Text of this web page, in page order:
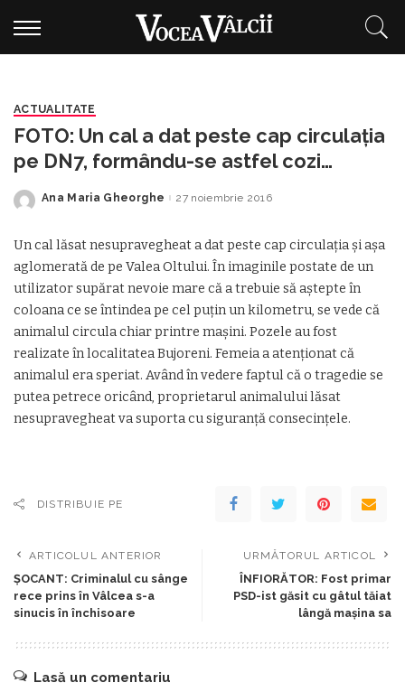
ACTUALITATE
FOTO: Un cal a dat peste cap circulaţia
pe DN7, formându-se astfel cozi
interminabile
Posted
Ana Maria Gheorghe 27 noiembrie 2016
Un cal lăsat nesupravegheat a dat peste cap circulaţia şi aşa
aglomerată de pe Valea Oltului. În imaginile postate de un
utilizator supărat nevoie mare că a trebuie să aştepte în
coloana ce se întindea pe cel puţin un kilometru, se vede că
animalul circula chiar printre maşini. Pozele au fost
realizate în localitatea Bujoreni. Femeia a atenţionat că
animalul era speriat. Având în vedere faptul că o tragedie se
putea petrece oricând, proprietarul animalului lăsat
nesupravegheat va suporta cu siguranţă consecinţele.
DISTRIBUIE PE
ARTICOLUL ANTERIOR
ŞOCANT: Criminalul cu sânge
rece prins în Vâlcea s-a
sinucis în închisoare
URMĂTORUL ARTICOL
ÎNFIORĂTOR: Fost primar
PSD-ist găsit cu gâtul tăiat
lângă mașina sa
Lasă un comentariu